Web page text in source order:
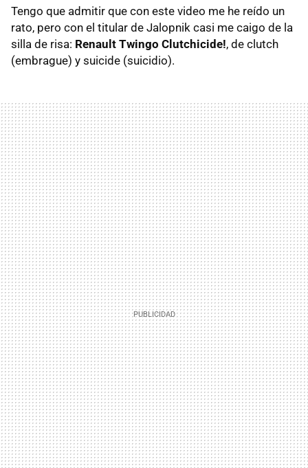
Tengo que admitir que con este video me he reído un
rato, pero con el titular de Jalopnik casi me caigo de la
silla de risa: Renault Twingo Clutchicide!, de clutch
(embrague) y suicide (suicidio).